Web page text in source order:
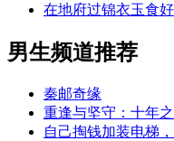
在地府过锦衣玉食
男生频道推荐
秦邮奇缘
重逢与坚守：十年
自己掏钱加装电梯